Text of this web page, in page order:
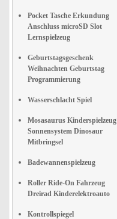
Pocket Tasche Erkundung
Anschluss microSD Slot
Lernspielzeug
Geburtstagsgeschenk
Weihnachten Geburtstag
Programmierung
Wasserschlacht Spiel
Mosasaurus Kinderspielzeug
Sonnensystem Dinosaur
Mitbringsel
Badewannenspielzeug
Roller Ride-On Fahrzeug
Dreirad Kinderelektroauto
Kontrollspiegel